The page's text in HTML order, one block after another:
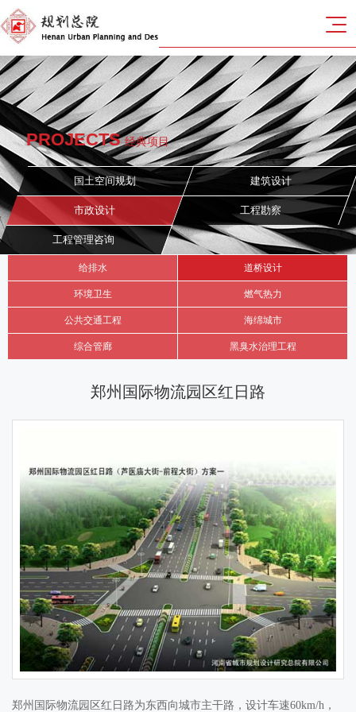
PROJECTS 经典项目
国土空间规划 建筑设计
市政设计 工程勘察
工程管理咨询
给排水 道桥设计
环境卫生 燃气热力
公共交通工程 海绵城市
综合管廊 黑臭水治理工程
郑州国际物流园区红日路
郑州国际物流园区红日路为东西向城市主干路，设计车速60km/h，